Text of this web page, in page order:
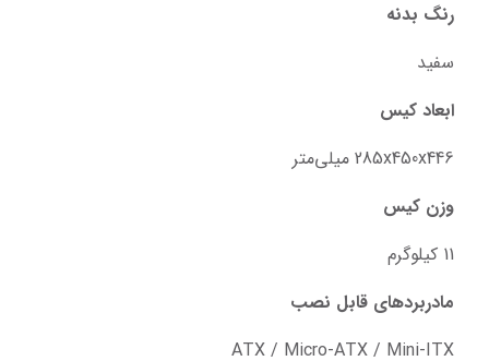
رنگ بدنه
سفید
ابعاد کیس
285x450x446 میلی‌متر
وزن کیس
11 کیلوگرم
مادربردهای قابل نصب
ATX / Micro-ATX / Mini-ITX